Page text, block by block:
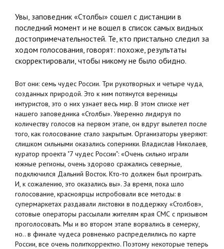
Увы, заповедник «Столбы» сошел с дистанции в
последний момент и не вошел в список самых видных
достопримечательностей. Те, кто пристально следил за
ходом голосования, говорят: похоже, результаты
скорректировали, чтобы никому не было обидно.
Вот они: семь чудес России. Три рукотворных и четыре чуда,
созданных природой. Это к ним потянутся вереницы
интуристов, это о них узнает весь мир. В этом списке нет
нашего заповедника «Столбы». Уверенно лидируя по
количеству голосов на первом этапе, он вдруг вылетел после
того, как голосование стало закрытым. Организаторы уверяют:
слишком сильными оказались соперники. Владислав Николаев,
куратор проекта "7 чудес России": «Очень сильно играли
южные регионы, очень здорово сражались северные,
подключился Дальний Восток. Кто-то должен был проиграть.
И, к сожалению, это оказались вы». За время, пока шло
голосование, красноярцы испробовали все методы: в
супермаркетах раздавали листовки в поддержку «Столбов»,
сотовые операторы рассылали жителям края СМС с призывом
проголосовать. Мы и во втором этапе ворвались в семерку,
но.. в финале чудеса ровненько распределились по карте
России, все очень политкорректно. Поэтому некоторые теперь